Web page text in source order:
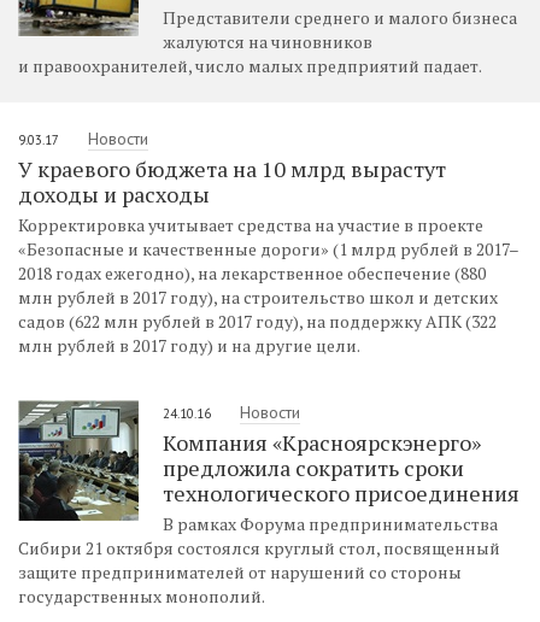
Представители среднего и малого бизнеса
жалуются на чиновников
и правоохранителей, число малых предприятий падает.
9.03.17 Новости
У краевого бюджета на 10 млрд вырастут
доходы и расходы
Корректировка учитывает средства на участие в проекте
«Безопасные и качественные дороги» (1 млрд рублей в 2017–
2018 годах ежегодно), на лекарственное обеспечение (880
млн рублей в 2017 году), на строительство школ и детских
садов (622 млн рублей в 2017 году), на поддержку АПК (322
млн рублей в 2017 году) и на другие цели.
24.10.16 Новости
Компания «Красноярскэнерго»
предложила сократить сроки
технологического присоединения
В рамках Форума предпринимательства
Сибири 21 октября состоялся круглый стол, посвященный
защите предпринимателей от нарушений со стороны
государственных монополий.